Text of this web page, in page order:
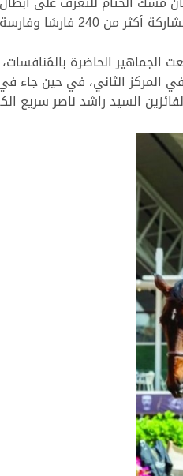
الأولى التي تأتي ضمن جولات الدوحة للفروسية لعام 2026 بعد النجاح الكبير الذي حققته على
حيث بلغت الإثارة ذروتها ببلوغ ارتفاع الحاجز 190 سم، حيث استمتعت الجماهير
المركز الثاني، في حين جاء
السيد راشد ناصر سريع